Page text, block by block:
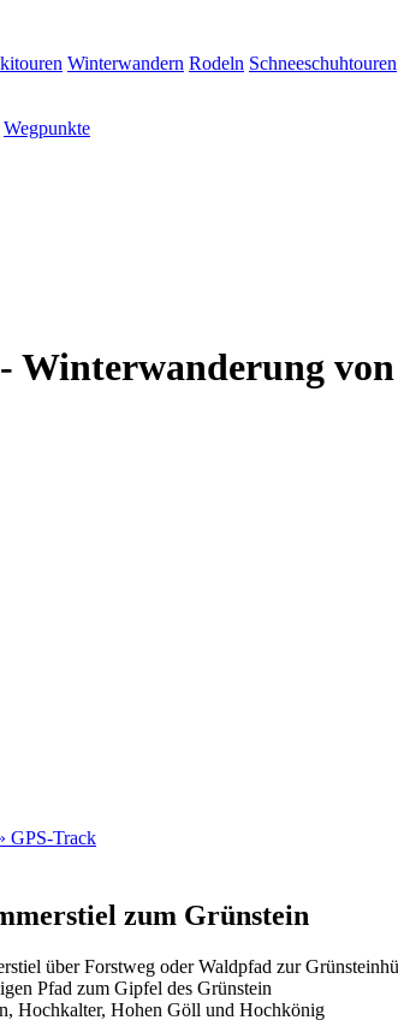
Winterwandern Rodeln Schneeschuhtouren
Wegpunkte
Winterwanderung
GPS-Track
zum Grünstein
über Forstweg oder Waldpfad zur
Pfad zum Gipfel des Grünstein
Hochkalter, Hohen Göll und Hochkönig